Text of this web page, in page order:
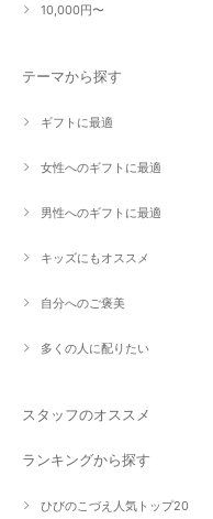
10,000円〜
テーマから探す
ギフトに最適
女性へのギフトに最適
男性へのギフトに最適
キッズにもオススメ
自分へのご褒美
多くの人に配りたい
スタッフのオススメ
ランキングから探す
ひびのこづえ人気トップ20